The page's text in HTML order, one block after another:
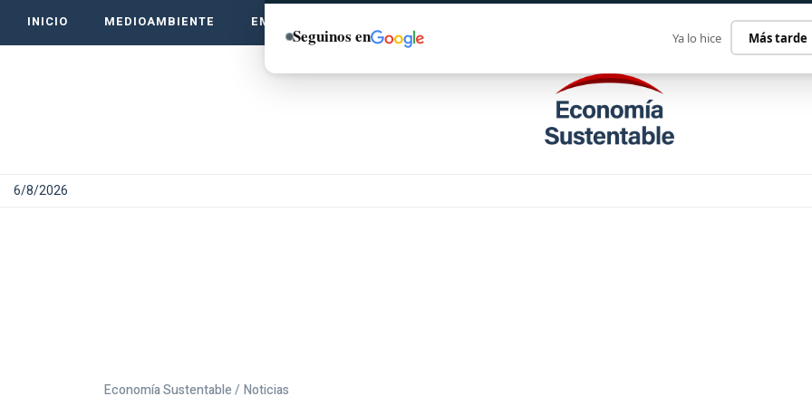
INICIO MEDIOAMBIENTE EMPRENDE VERDE
6/8/2026
Economía Sustentable / Noticias
Seguinos en Ya lo hice Más tarde